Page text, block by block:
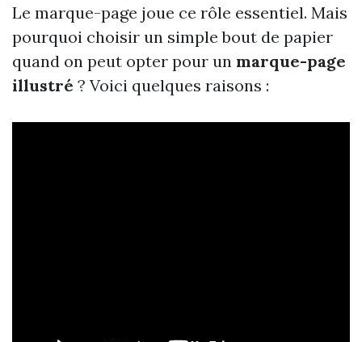
Le marque-page joue ce rôle essentiel. Mais
pourquoi choisir un simple bout de papier
quand on peut opter pour un marque-page
illustré ? Voici quelques raisons :